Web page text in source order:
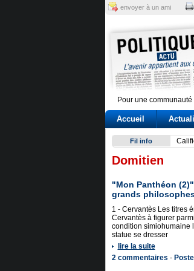
envoyer à un ami
Pour une
Accueil
Fil info
Domitien
"Mon Panthéon
grands
1 - Cervantès Les titres
Cervantès à figurer
condition simiohumaine
statue se dresser
lire la suite
2 commentaires -